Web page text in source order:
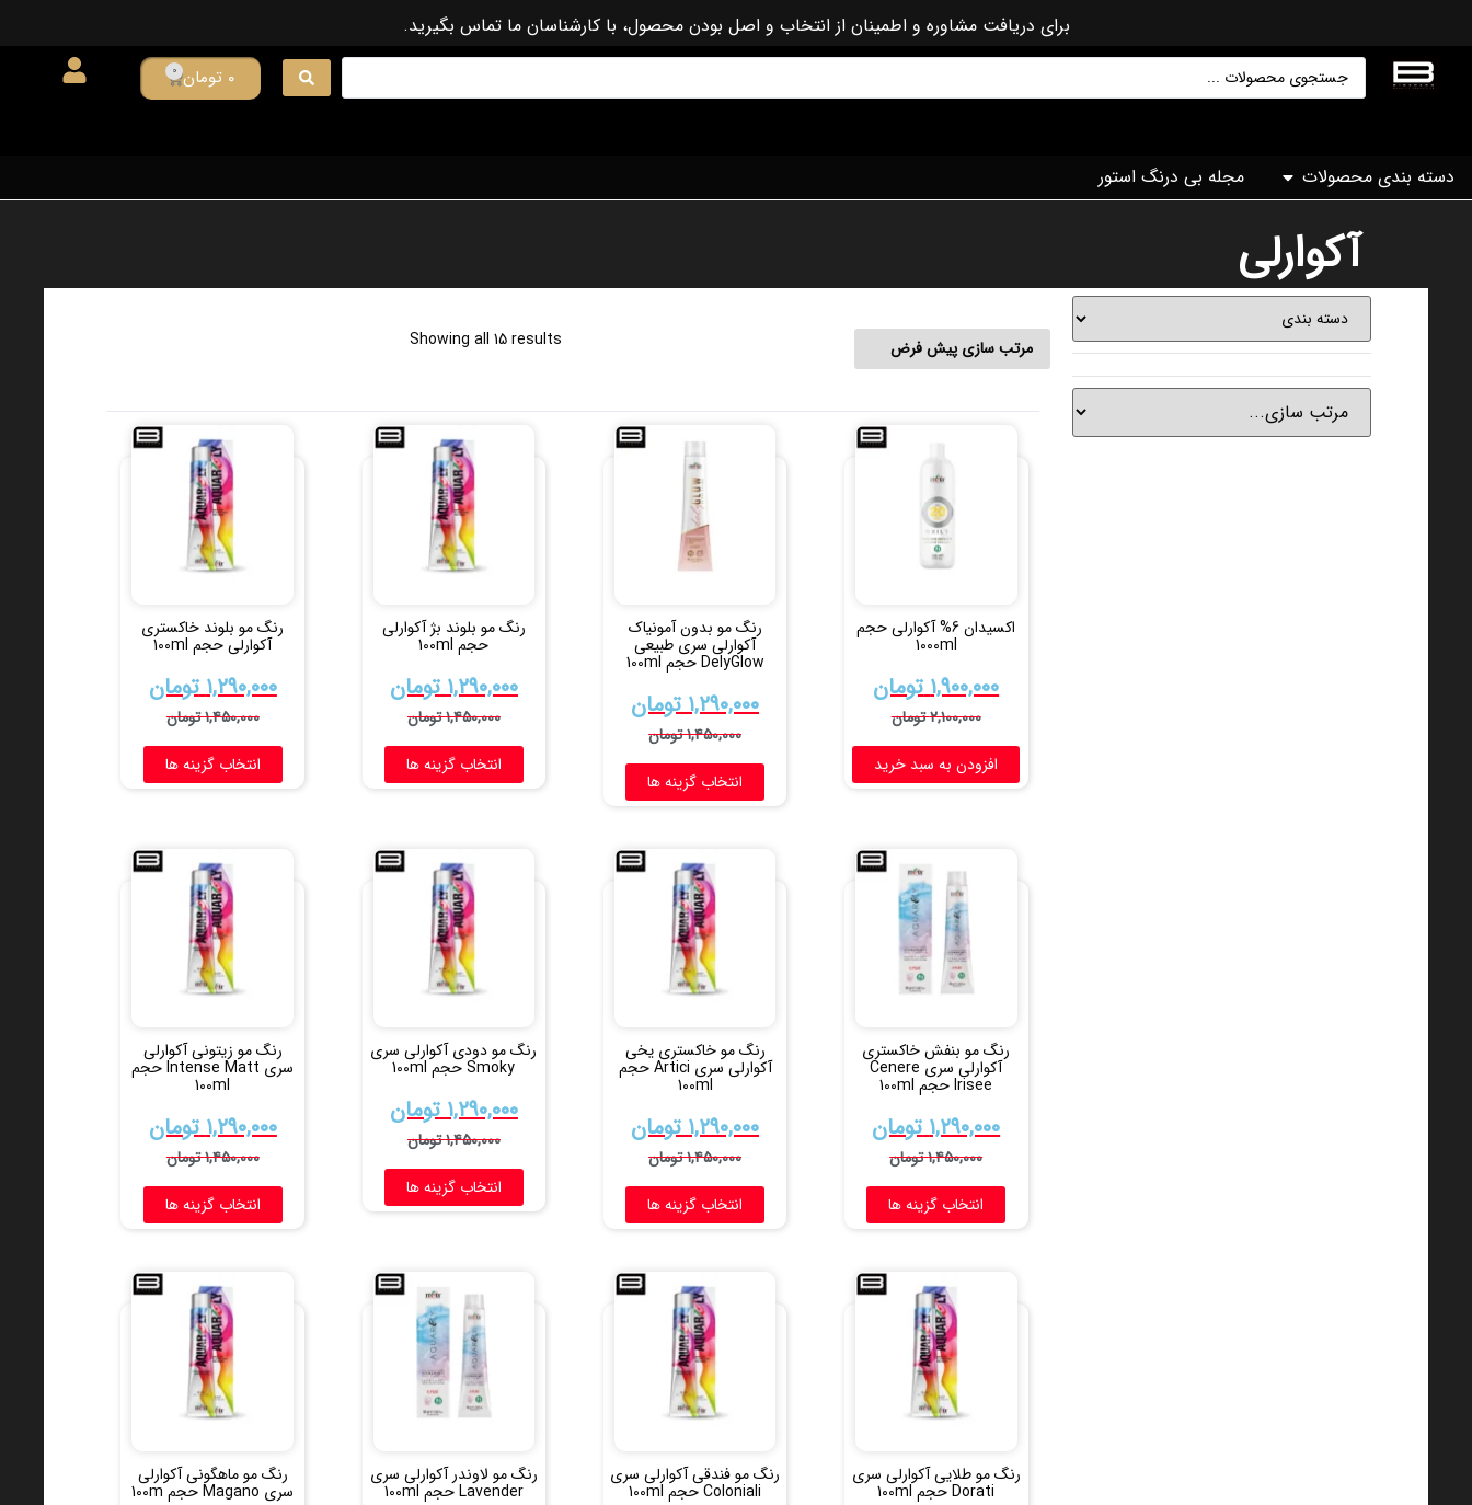
برای دریافت مشاوره و اطمینان از انتخاب و اصل بودن محصول، با کارشناسان ما تماس بگیرید.
۰ تومان 0
دسته بندی محصولات مجله بی درنگ استور
آکوارلی
Showing all 15 results
اکسیدان 6% آکوارلی حجم
1000ml
۲,۱۰۰,۰۰۰تومان
۱,۹۰۰,۰۰۰تومان
افزودن به سبد خرید
رنگ مو بدون آمونیاک
آکوارلی سری طبیعی
DelyGlow حجم 100ml
۱,۴۵۰,۰۰۰تومان
۱,۲۹۰,۰۰۰تومان
انتخاب گزینه ها
رنگ مو بلوند بژ آکوارلی
حجم 100ml
۱,۴۵۰,۰۰۰تومان
۱,۲۹۰,۰۰۰تومان
انتخاب گزینه ها
رنگ مو بلوند خاکستری
آکوارلی حجم 100ml
۱,۴۵۰,۰۰۰تومان
۱,۲۹۰,۰۰۰تومان
انتخاب گزینه ها
رنگ مو بنفش خاکستری
آکوارلی سری Cenere
Irisee حجم 100ml
۱,۴۵۰,۰۰۰تومان
۱,۲۹۰,۰۰۰تومان
انتخاب گزینه ها
رنگ مو خاکستری یخی
آکوارلی سری Artici حجم
100ml
۱,۴۵۰,۰۰۰تومان
۱,۲۹۰,۰۰۰تومان
انتخاب گزینه ها
رنگ مو دودی آکوارلی سری
Smoky حجم 100ml
۱,۴۵۰,۰۰۰تومان
۱,۲۹۰,۰۰۰تومان
انتخاب گزینه ها
رنگ مو زیتونی آکوارلی
سری Intense Matt حجم
100ml
۱,۴۵۰,۰۰۰تومان
۱,۲۹۰,۰۰۰تومان
انتخاب گزینه ها
رنگ مو طلایی آکوارلی سری
Dorati حجم 100ml
رنگ مو فندقی آکوارلی سری
Coloniali حجم 100ml
رنگ مو لاوندر آکوارلی سری
Lavender حجم 100ml
رنگ مو ماهگونی آکوارلی
سری Magano حجم 100m